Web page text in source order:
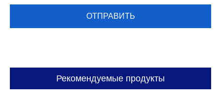
Рекомендуемые продукты